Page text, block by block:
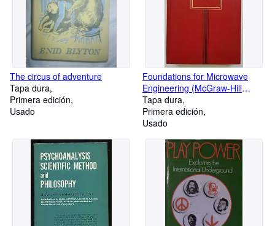
The circus of adventure
Tapa dura
Primera edición
Usado
Foundations for Microwave
Engineering (McGraw-Hill
Physical and Quantum
Electronics Series)
Tapa dura
Primera edición
Usado